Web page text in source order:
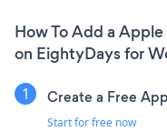
How To Add a
on EightyDays for
Create a Free
Start for free now